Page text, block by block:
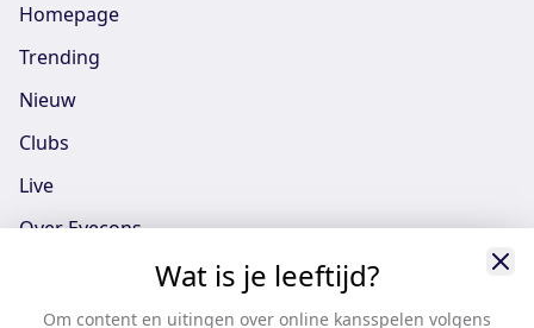
Homepage
Trending
Nieuw
Clubs
Live
Over Eyecons
Eyecons App - iOS
Eyecons App - Android
Wat is je leeftijd?
Om content en uitingen over online kansspelen volgens